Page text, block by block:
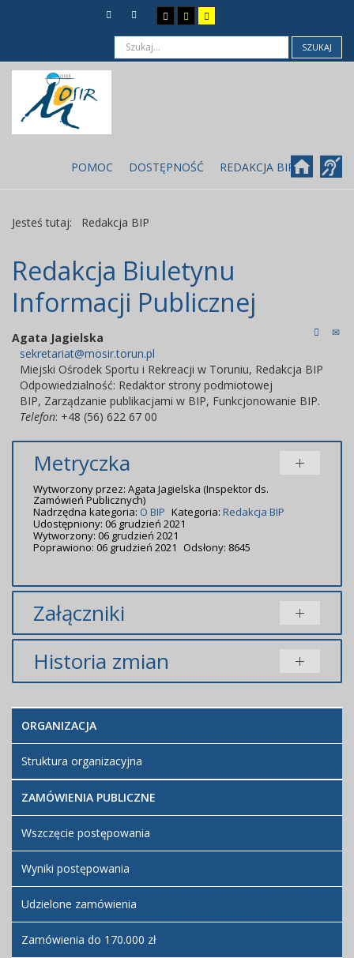
SZUKAJ
POMOC DOSTĘPNOŚĆ REDAKCJA BIP
Jesteś tutaj: Redakcja BIP
Redakcja Biuletynu
Informacji Publicznej
Agata Jagielska
sekretariat@mosir.torun.pl
Miejski Ośrodek Sportu i Rekreacji w Toruniu, Redakcja BIP
Odpowiedzialność: Redaktor strony podmiotowej
BIP, Zarządzanie publikacjami w BIP, Funkcjonowanie BIP.
Telefon: +48 (56) 622 67 00
Metryczka
Wytworzony przez: Agata Jagielska (Inspektor ds.
Zamówień Publicznych)
Nadrzędna kategoria: O BIP Kategoria: Redakcja BIP
Udostępniony: 06 grudzień 2021
Wytworzony: 06 grudzień 2021
Poprawiono: 06 grudzień 2021 Odsłony: 8645
Załączniki
Brak załączników.
Historia zmian
ORGANIZACJA
Struktura organizacyjna
ZAMÓWIENIA PUBLICZNE
Wszczęcie postępowania
Wyniki postępowania
Udzielone zamówienia
Zamówienia do 170.000 zł